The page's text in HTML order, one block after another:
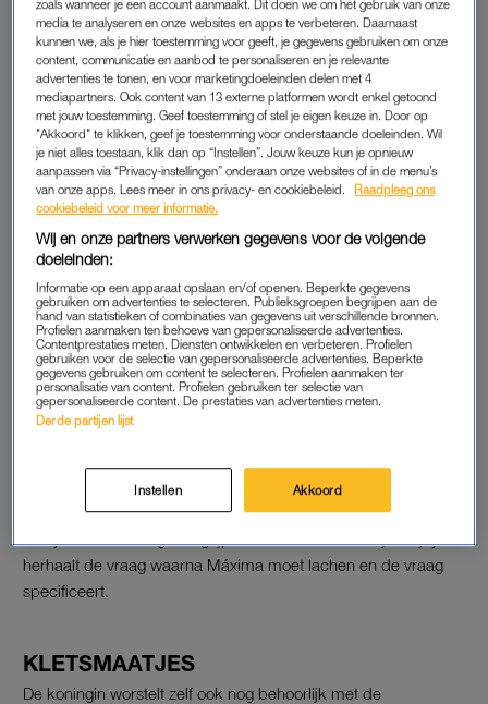
glimlach op haar gezicht, wenst de koningin de licht
gespannen Kletsmaatjes een goedemorgen. Ze gaat digitaal in
gesprek vanuit haar Zoom-studio op Paleis Huis ten Bosch.
Meer dan tweeduizend nieuwkomers zijn aan een maatje
gekoppeld. Ze spreken een uur per week met elkaar over
hobby’s, weekendplannen en familie, om zo wat te kunnen
oefenen met de taal. Er ontstaan vriendschappen, zoals bij de
heer Ab en Floris. Het Kletsmaatje Floris gaat binnenkort
tijdens de Ramadan bij Ab eten en Ab kookt naar recept van
Floris wel eens een stamppot, waar hij dan wel een eigen twist
aan geeft. Floris vertelt trots hoe ze enorm met elkaar kunnen
lachen.
Evelien helpt Ojay Brown van Jamaica met de taal. Er ontstaat
in het gesprek tussen hen en de koningin een vermakelijke
miscommunicatie. Evelien vertelt aan de koningin over welke
het ervoor staat met zijn taalontwikkeling: “En Ojay, hoe gaat
dat?” vraagt ze, waarop hij beleefd antwoord met: “Goed en
herhaalt de vraag waarna Máxima moet lachen en de vraag
specificeert.
KLETSMAATJES
De koningin worstelt zelf ook nog behoorlijk met de
zoals wanneer je een account aanmaakt. Dit doen we om het gebruik van onze
media te analyseren en onze websites en apps te verbeteren. Daarnaast
kunnen we, als je hier toestemming voor geeft, je gegevens gebruiken om onze
content, communicatie en aanbod te personaliseren en je relevante
advertenties te tonen, en voor marketingdoeleinden delen met 4
mediapartners. Ook content van 13 externe platformen wordt enkel getoond
met jouw toestemming. Geef toestemming of stel je eigen keuze in. Door op
"Akkoord" te klikken, geef je toestemming voor onderstaande doeleinden. Wil
je niet alles toestaan, klik dan op “Instellen”. Jouw keuze kun je opnieuw
aanpassen via “Privacy-instellingen” onderaan onze websites of in de menu’s
van onze apps. Lees meer in ons privacy- en cookiebeleid.
Raadpleeg ons
cookiebeleid voor meer informatie.
Wij en onze partners verwerken gegevens voor de volgende
doeleinden:
Informatie op een apparaat opslaan en/of openen. Beperkte gegevens
gebruiken om advertenties te selecteren. Publieksgroepen begrijpen aan de
hand van statistieken of combinaties van gegevens uit verschillende bronnen.
Profielen aanmaken ten behoeve van gepersonaliseerde advertenties.
Contentprestaties meten. Diensten ontwikkelen en verbeteren. Profielen
gebruiken voor de selectie van gepersonaliseerde advertenties. Beperkte
gegevens gebruiken om content te selecteren. Profielen aanmaken ter
personalisatie van content. Profielen gebruiken ter selectie van
gepersonaliseerde content. De prestaties van advertenties meten.
Derde partijen lijst
Instellen Akkoord